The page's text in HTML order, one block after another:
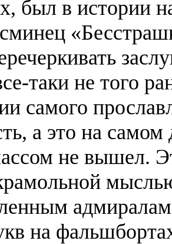
был в истории
таки не того
самого
а это на самом
не вышел.
крамольной
на